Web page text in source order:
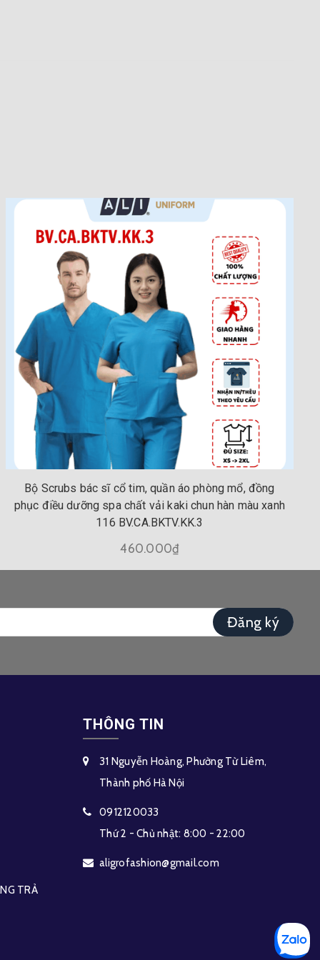
Bộ Scrubs bác sĩ cổ tim, quần áo phòng mổ, đồng
phục điều dưỡng spa chất vải kaki chun hàn màu xanh
116 BV.CA.BKTV.KK.3
460.000₫
Đăng ký
TRẢ
THÔNG TIN
31 Nguyễn Hoàng, Phường Từ Liêm,
Thành phố Hà Nội
0912120033
Thứ 2 - Chủ nhật: 8:00 - 22:00
aligrofashion@gmail.com